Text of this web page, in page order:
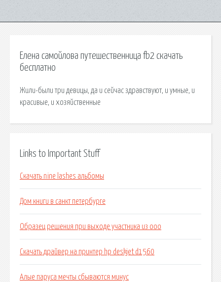
Елена самойлова путешественница fb2 скачать
бесплатно
Жили-были три девицы, да и сейчас здравствуют, и умные, и
красивые, и хозяйственные
Links to Important Stuff
Скачать nine lashes альбомы
Дом книги в санкт петербурге
Образец решения при выходе участника из ооо
Скачать драйвер на принтер hp deskjet d1560
Алые паруса мечты сбываются минус